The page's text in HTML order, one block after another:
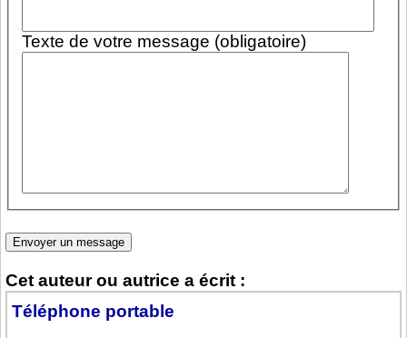
Texte de votre message (obligatoire)
Cet auteur ou autrice a écrit :
Téléphone portable